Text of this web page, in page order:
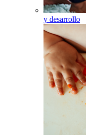
y desarrollo